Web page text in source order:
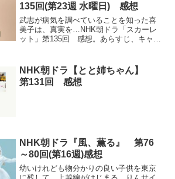
135回(第23週 水曜日) 感想
武志が病気を調べていることを知った喜
美子は、真実を…NHK朝ドラ「スカーレ
ット」第135回 感想。あらすじ、キャス
題歌、中堅人気女優・戸田恵梨香の…
NHK朝ドラ【とと姉ちゃん】
第131回 感想
NHK朝ドラ『風、薫る』 第76
～80回(第16週)感想
幼いけれども物分かりの良い子供を東京